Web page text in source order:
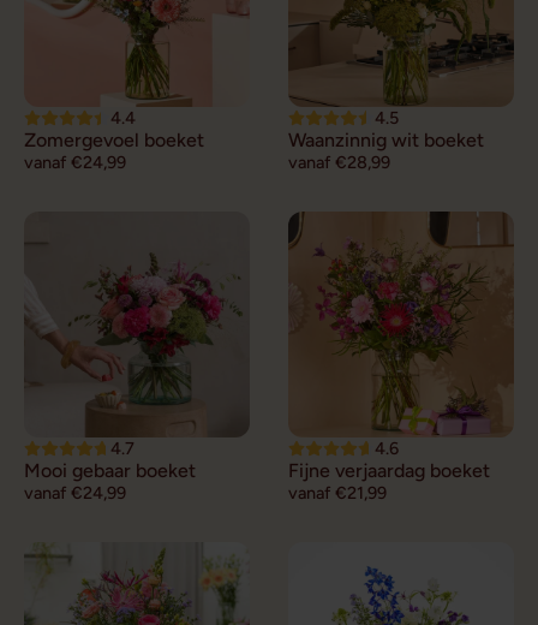
4.4
Zomergevoel boeket
vanaf €24,99
4.5
Waanzinnig wit boeket
vanaf €28,99
4.7
Mooi gebaar boeket
vanaf €24,99
4.6
Fijne verjaardag boeket
vanaf €21,99